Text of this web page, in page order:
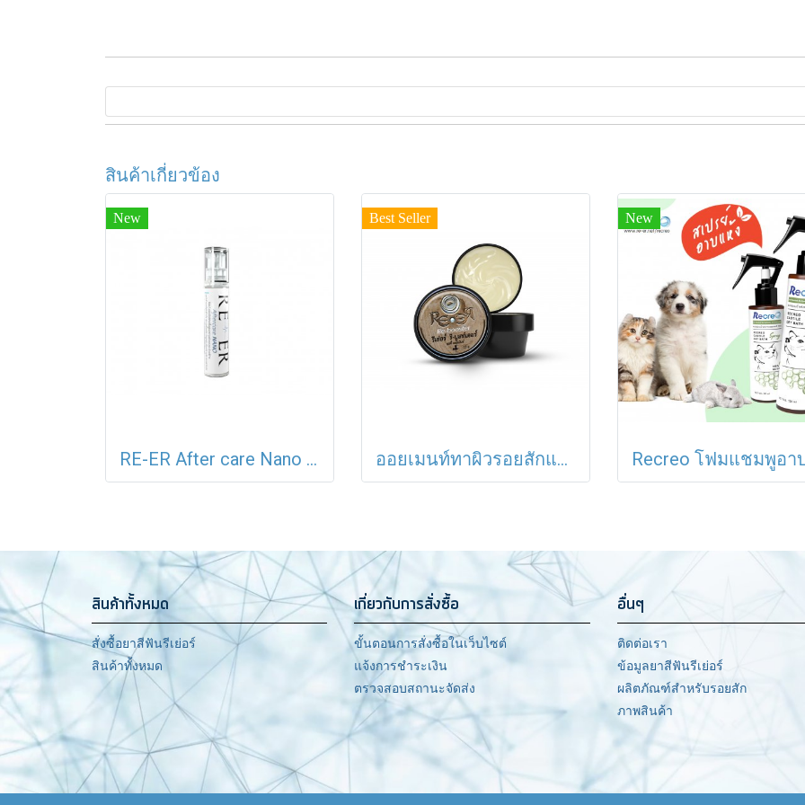
สินค้าเกี่ยวข้อง
New
RE-ER After care Nano ออยเมนท์ออแกนิค เนื้อบางเบา เหมาะกับผิวแพ้ง่าย
Best Seller
ออยเมนท์ทาผิวรอยสักแทนวาสลีน สำหรับผิวรอยสักและการสักคิ้ว
New
สินค้าทั้งหมด
สั่งซื้อยาสีฟันรีเย่อร์
สินค้าทั้งหมด
เกี่ยวกับการสั่งซื้อ
ขั้นตอนการสั่งซื้อในเว็บไซต์
แจ้งการชำระเงิน
ตรวจสอบสถานะจัดส่ง
อื่นๆ
ติดต่อเรา
ข้อมูลยาสีฟันรีเย่อร์
ผลิตภัณฑ์สำหรับรอยสัก
ภาพสินค้า